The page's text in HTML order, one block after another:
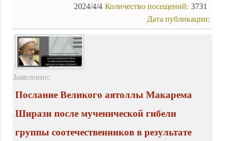
преступления. Прошу у Аллаха скорейшего исцеления
раненых, утешение скорбящих, прощение и
удовлетворение мучеников и освобождение всех
угнетенных, особенно угнетенного народа Газы. Прося
Всемогущего Аллаха, я надеюсь, что Он дарует честь и
помощь всем мусульманам в этот благословенный месяц
3731
Количество посещений:
2024/4/4
Дата публикации:
Заявление:
Послание Великого аятоллы Макарема
Ширази после мученической гибели
группы соотечественников в результате